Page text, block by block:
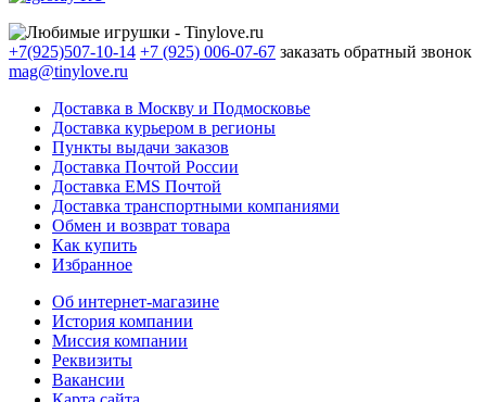
+7(925)507-10-14 +7 (925) 006-07-67 заказать обратный звонок
mag@tinylove.ru
Доставка в Москву и Подмосковье
Доставка курьером в регионы
Пункты выдачи заказов
Доставка Почтой России
Доставка EMS Почтой
Доставка транспортными компаниями
Обмен и возврат товара
Как купить
Избранное
Об интернет-магазине
История компании
Миссия компании
Реквизиты
Вакансии